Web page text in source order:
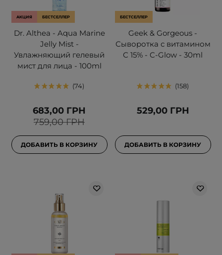
АКЦИЯ БЕСТСЕЛЛЕР
Dr. Althea - Aqua Marine
Jelly Mist -
Увлажняющий гелевый
мист для лица - 100ml
74
759,00 ГРН
683,00 ГРН
ДОБАВИТЬ В КОРЗИНУ
БЕСТСЕЛЛЕР
Geek & Gorgeous -
Сыворотка с витамином
С 15% - C-Glow - 30ml
158
529,00 ГРН
ДОБАВИТЬ В КОРЗИНУ